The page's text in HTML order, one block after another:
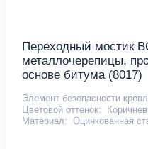
Переходный мостик
металлочерепицы,
основе битума (8017)
Элемент безопасности
Цветовой оттенок:
Материал: Оцинкованная